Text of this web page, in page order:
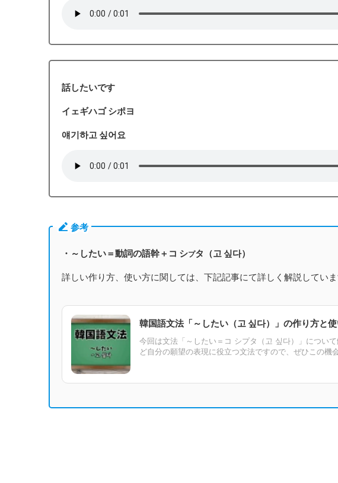
話したいです
イェギハゴ シポヨ
얘기하고 싶어요
参考
・～したい＝動詞の語幹＋コ シプタ（고 싶다）
詳しい作り方、使い方に関しては、下記記事にて詳しく解説していま
韓国語文法「～したい（고 싶다）」の作り方と
今回は文法「～したい＝コ シプタ（고 싶다）」につい
ど自分の願望の表現に役立つ文法ですので、ぜひこの